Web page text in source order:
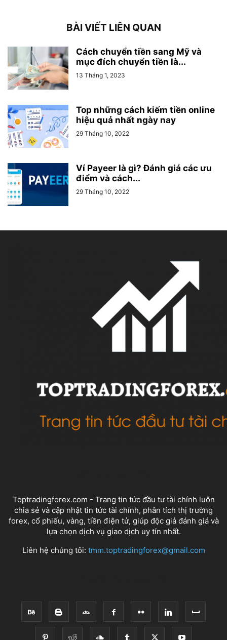
BÀI VIẾT LIÊN QUAN
Cách chuyển tiền sang Mỹ và
mục đích chuyển tiền là...
13 Tháng 1, 2023
Top những cách kiếm tiền online
hiệu quả nhất ngày nay
29 Tháng 10, 2022
Ví Payeer là gì? Đánh giá các ưu
điểm và cách...
29 Tháng 10, 2022
Toptradingforex.com - Trang tin tức đầu tư tài chính luôn
chia sẻ và cập nhật tin tức tài chính, phân tích thị trường
forex, cổ phiếu, vàng, tiền điện tử, giúp độc giả đánh giá và
lựa chọn dịch vụ giao dịch uy tín nhất.
Liên hệ chúng tôi: tmm.toptradingforex@gmail.com